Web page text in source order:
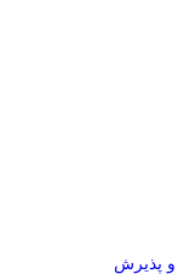
پذیرش